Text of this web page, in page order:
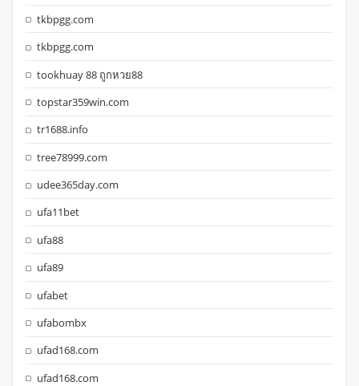
tkbpgg.com
tkbpgg.com
tookhuay 88 ถูกหวย88
topstar359win.com
tr1688.info
tree78999.com
udee365day.com
ufa11bet
ufa88
ufa89
ufabet
ufabombx
ufad168.com
ufad168.com